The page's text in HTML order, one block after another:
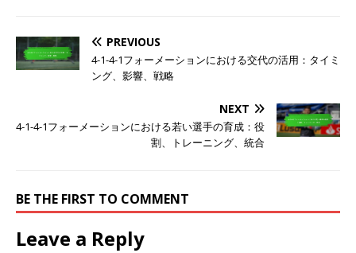
PREVIOUS
4-1-4-1フォーメーションにおける交代の活用：タイミ
ング、影響、戦略
NEXT
4-1-4-1フォーメーションにおける若い選手の育成：役
割、トレーニング、統合
BE THE FIRST TO COMMENT
Leave a Reply